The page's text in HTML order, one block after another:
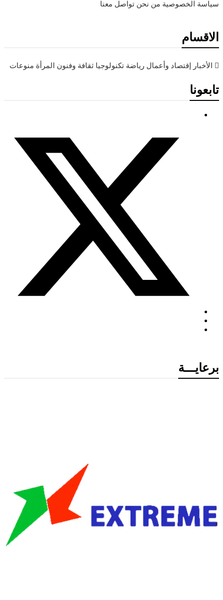
سياسة الخصوصية من نحن تواصل معنا
الاقسام
الأخبار إقتصاد وأعمال رياضة تكنولوجيا ثقافة وفنون المرأة منوعات
تابعونا
برعايـــة